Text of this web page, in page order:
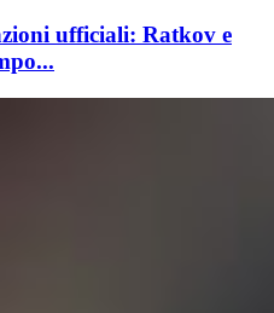
ufficiali: Ratkov e